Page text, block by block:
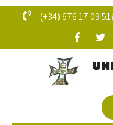
(+34) 676 17 09 51